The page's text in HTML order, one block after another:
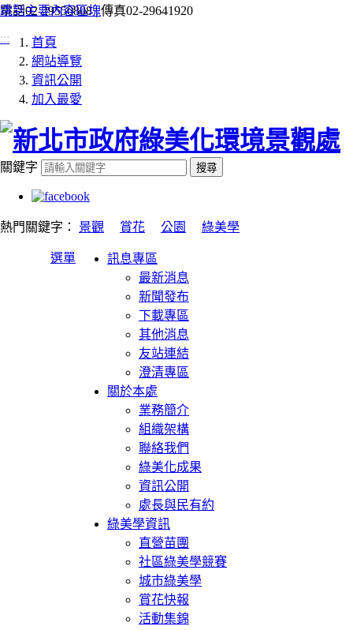
跳到主要內容區塊
電話02-29550808 |傳真02-29641920
:::
首頁
網站導覽
資訊公開
加入最愛
關鍵字 搜尋
熱門關鍵字： 景觀 賞花 公園 綠美學
選單
訊息專區
最新消息
新聞發布
下載專區
其他消息
友站連結
澄清專區
關於本處
業務簡介
組織架構
聯絡我們
綠美化成果
資訊公開
處長與民有約
綠美學資訊
直營苗團
社區綠美學競賽
城市綠美學
賞花快報
活動集錦